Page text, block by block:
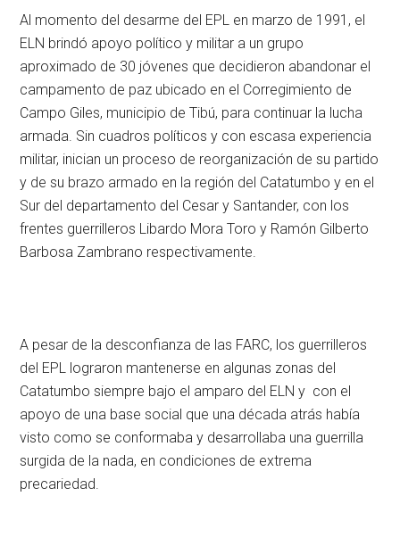
Al momento del desarme del EPL en marzo de 1991, el
ELN brindó apoyo político y militar a un grupo
aproximado de 30 jóvenes que decidieron abandonar el
campamento de paz ubicado en el Corregimiento de
Campo Giles, municipio de Tibú, para continuar la lucha
armada. Sin cuadros políticos y con escasa experiencia
militar, inician un proceso de reorganización de su partido
y de su brazo armado en la región del Catatumbo y en el
Sur del departamento del Cesar y Santander, con los
frentes guerrilleros Libardo Mora Toro y Ramón Gilberto
Barbosa Zambrano respectivamente.
A pesar de la desconfianza de las FARC, los guerrilleros
del EPL lograron mantenerse en algunas zonas del
Catatumbo siempre bajo el amparo del ELN y con el
apoyo de una base social que una década atrás había
visto como se conformaba y desarrollaba una guerrilla
surgida de la nada, en condiciones de extrema
precariedad.